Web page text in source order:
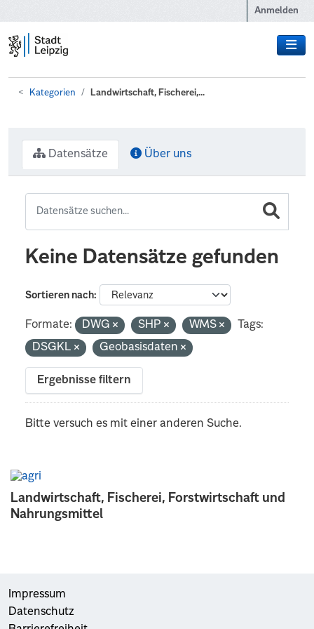
Anmelden
Kategorien Landwirtschaft, Fischerei,...
Landwirtschaft, Fischerei, Forstwirtschaft und
Nahrungsmittel
Datensätze Über uns
Keine Datensätze gefunden
Sortieren nach
Formate: DWG SHP WMS
Tags:
DSGKL
Geobasisdaten
Ergebnisse filtern
Bitte versuch es mit einer anderen Suche.
Impressum
Datenschutz